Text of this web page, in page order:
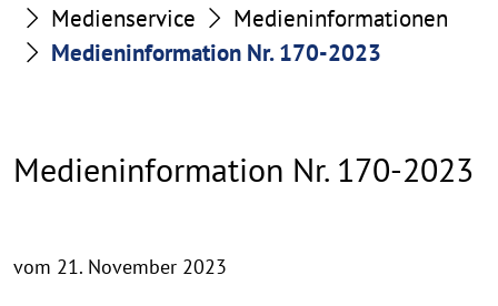
Medienservice
Medieninformationen
Medieninformation Nr. 170-2023
Medieninformation Nr. 170-2023
vom 21. November 2023